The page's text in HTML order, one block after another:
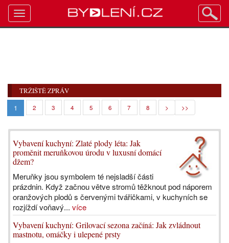
TRŽIŠTĚ ZPRÁV
1 2 3 4 5 6 7 8 > >>
Vybavení kuchyní: Zlaté plody léta: Jak
proměnit meruňkovou úrodu v luxusní domácí
džem?
Meruňky jsou symbolem té nejsladší části
prázdnin. Když začnou větve stromů těžknout pod náporem
oranžových plodů s červenými tvářičkami, v kuchyních se
rozjíždí voňavý... více
Vybavení kuchyní: Grilovací sezona začíná: Jak zvládnout
mastnotu, omáčky i ulepené prsty
Toggle
navigation